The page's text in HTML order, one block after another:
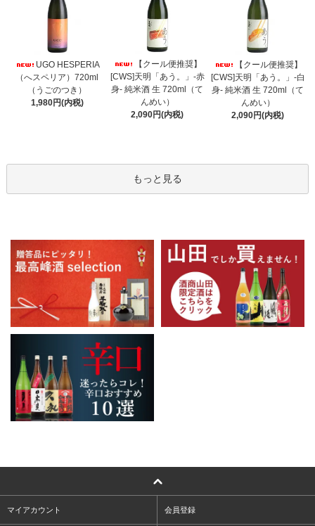
UGO HESPERIA
（へスペリア）720ml
（うごのつき）
1,980円(内税)
【クール便推奨】
[CWS]天明「あう。」-赤
身- 純米酒 生 720ml（て
んめい）
2,090円(内税)
【クール便推奨】
[CWS]天明「あう。」-白
身- 純米酒 生 720ml（て
んめい）
2,090円(内税)
もっと見る
マイアカウント 会員登録